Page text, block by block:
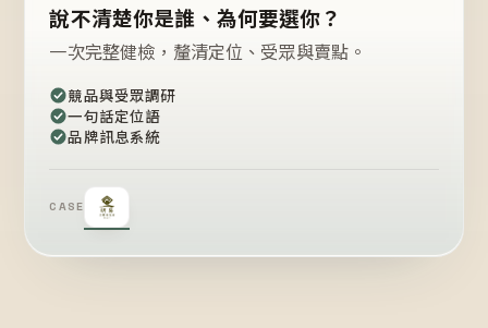
說不清楚你是誰、為何要選你？
一次完整健檢，釐清定位、受眾與賣點。
競品與受眾調研
一句話定位語
品牌訊息系統
CASE